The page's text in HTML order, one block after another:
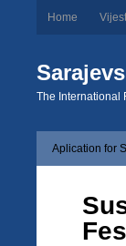
Home
The International
Aplication for